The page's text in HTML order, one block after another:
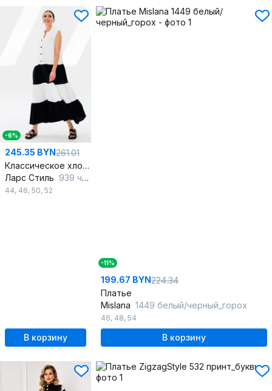
-6%
245.35 BYN261.01
Классическое хлопковое платье с воланами и разрезами
Ларс Стиль 939 черный,белый
44, 46, 50, 52
В корзину
-11%
199.67 BYN224.34
Платье
Mislana 1449 белый/черный_горох
46, 48, 54
В корзину